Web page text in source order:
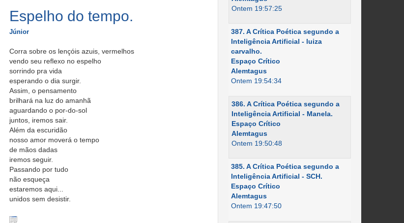
Espelho do tempo.
Júnior
Corra sobre os lençóis azuis, vermelhos
vendo seu reflexo no espelho
sorrindo pra vida
esperando o dia surgir.
Assim, o pensamento
brilhará na luz do amanhã
aguardando o por-do-sol
juntos, iremos sair.
Além da escuridão
nosso amor moverá o tempo
de mãos dadas
iremos seguir.
Passando por tudo
não esqueça
estaremos aqui...
unidos sem desistir.
Ontem 19:57:25
387. A Crítica Poética segundo a
Inteligência Artificial - luiza
carvalho.
Espaço Crítico
Alemtagus
Ontem 19:54:34
386. A Crítica Poética segundo a
Inteligência Artificial - Manela.
Espaço Crítico
Alemtagus
Ontem 19:50:48
385. A Crítica Poética segundo a
Inteligência Artificial - SCH.
Espaço Crítico
Alemtagus
Ontem 19:47:50